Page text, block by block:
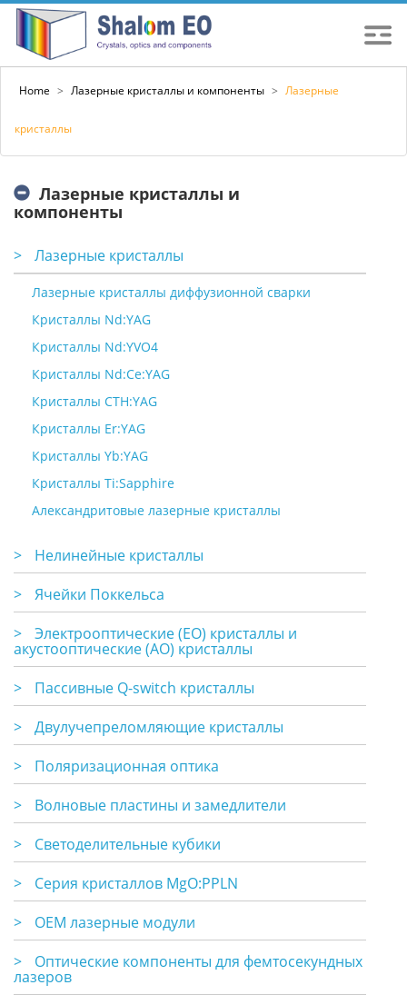
Home > Лазерные кристаллы и компоненты > Лазерные
кристаллы
Лазерные кристаллы и
компоненты
> Лазерные кристаллы
Лазерные кристаллы диффузионной сварки
Кристаллы Nd:YAG
Кристаллы Nd:YVO4
Кристаллы Nd:Ce:YAG
Кристаллы CTH:YAG
Кристаллы Er:YAG
Кристаллы Yb:YAG
Кристаллы Ti:Sapphire
Александритовые лазерные кристаллы
>
Нелинейные кристаллы
>
Ячейки Поккельса
>
Электрооптические (EO) кристаллы и
акустооптические (АО) кристаллы
>
Пассивные Q-switch кристаллы
>
Двулучепреломляющие кристаллы
>
Поляризационная оптика
>
Волновые пластины и замедлители
>
Светоделительные кубики
>
Серия кристаллов MgO:PPLN
>
OEM лазерные модули
>
Оптические компоненты для фемтосекундных
лазеров